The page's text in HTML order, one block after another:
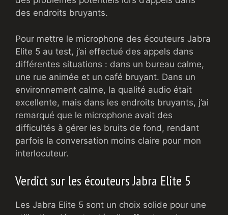
des endroits bruyants.
Pour mettre le microphone des écouteurs Jabra
Elite 5 au test, j’ai effectué des appels dans
différentes situations : dans un bureau calme,
une rue animée et un café bruyant. Dans un
environnement calme, la qualité audio était
excellente, mais dans les endroits bruyants, j’ai
remarqué que le microphone avait des
difficultés à gérer les bruits de fond, rendant
parfois la conversation moins claire pour mon
interlocuteur.
Verdict sur les écouteurs Jabra Elite 5
Les Jabra Elite 5 sont un choix solide pour une